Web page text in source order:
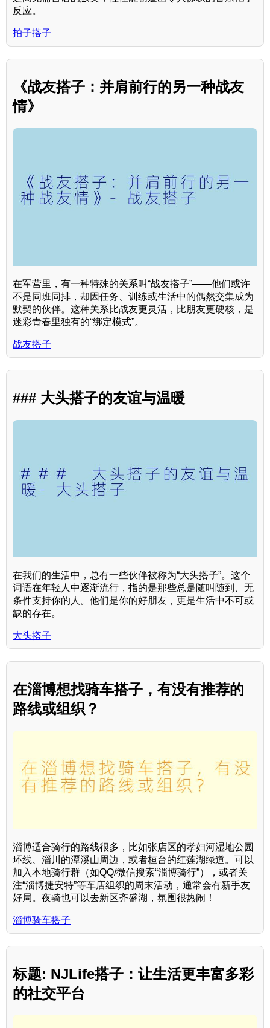
反应。
拍子搭子
《战友搭子：并肩前行的另一种战友
情》
在军营里，有一种特殊的关系叫“战友搭子”——他们或许
不是同班同排，却因任务、训练或生活中的偶然交集成为
默契的伙伴。这种关系比战友更灵活，比朋友更硬核，是
迷彩青春里独有的“绑定模式”。
战友搭子
### 大头搭子的友谊与温暖
在我们的生活中，总有一些伙伴被称为“大头搭子”。这个
词语在年轻人中逐渐流行，指的是那些总是随叫随到、无
条件支持你的人。他们是你的好朋友，更是生活中不可或
缺的存在。
大头搭子
在淄博想找骑车搭子，有没有推荐的
路线或组织？
淄博适合骑行的路线很多，比如张店区的孝妇河湿地公园
环线、淄川的潭溪山周边，或者桓台的红莲湖绿道。可以
加入本地骑行群（如QQ/微信搜索“淄博骑行”），或者关
注“淄博捷安特”等车店组织的周末活动，通常会有新手友
好局。夜骑也可以去新区齐盛湖，氛围很热闹！
淄博骑车搭子
标题: NJLife搭子：让生活更丰富多彩
的社交平台